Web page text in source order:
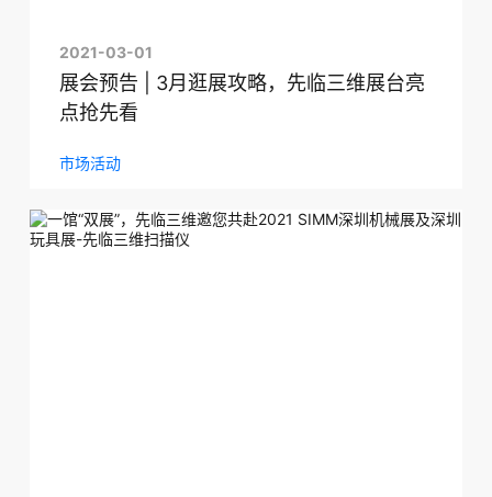
2021-03-01
展会预告 | 3月逛展攻略，先临三维展台亮
点抢先看
市场活动